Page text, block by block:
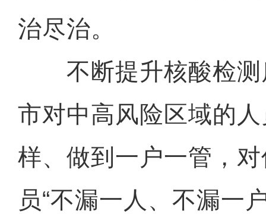
治尽治。
不断提升核酸检测
市对中高风险区域的
样、做到一户一管，
员“不漏一人、不漏一